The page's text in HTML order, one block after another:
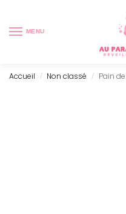
MENU
Accueil / Non classé / Pain de